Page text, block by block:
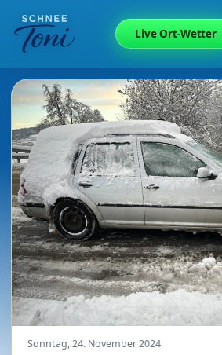
Live Ort-Wetter
Sonntag, 24. November 2024